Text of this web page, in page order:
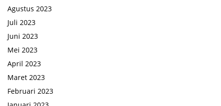
Agustus 2023
Juli 2023
Juni 2023
Mei 2023
April 2023
Maret 2023
Februari 2023